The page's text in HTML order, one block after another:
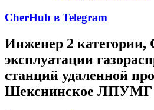
CherHub в Telegram
Инженер 2 категории,
эксплуатации
станций удаленной
Шекснинское ЛПУМГ